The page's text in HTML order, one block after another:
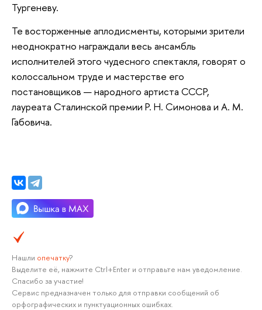
Тургеневу.
Те восторженные аплодисменты, которыми зрители
неоднократно награждали весь ансамбль
исполнителей этого чудесного спектакля, говорят о
колоссальном труде и мастерстве его
постановщиков — народного артиста СССР,
лауреата Сталинской премии Р. Н. Симонова и А. М.
Габовича.
Нашли опечатку?
Выделите её, нажмите Ctrl+Enter и отправьте нам уведомление.
Спасибо за участие!
Сервис предназначен только для отправки сообщений об
орфографических и пунктуационных ошибках.